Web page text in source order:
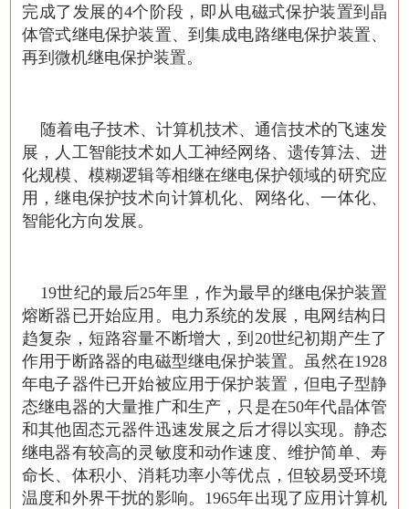
完成了发展的4个阶段，即从电磁式保护装置到晶
体管式继电保护装置、到集成电路继电保护装置、
再到微机继电保护装置。
随着电子技术、计算机技术、通信技术的飞速发
展，人工智能技术如人工神经网络、遗传算法、进
化规模、模糊逻辑等相继在继电保护领域的研究应
用，继电保护技术向计算机化、网络化、一体化、
智能化方向发展。
19世纪的最后25年里，作为最早的继电保护装置
熔断器已开始应用。电力系统的发展，电网结构日
趋复杂，短路容量不断增大，到20世纪初期产生了
作用于断路器的电磁型继电保护装置。虽然在1928
年电子器件已开始被应用于保护装置，但电子型静
态继电器的大量推广和生产，只是在50年代晶体管
和其他固态元器件迅速发展之后才得以实现。静态
继电器有较高的灵敏度和动作速度、维护简单、寿
命长、体积小、消耗功率小等优点，但较易受环境
温度和外界干扰的影响。1965年出现了应用计算机